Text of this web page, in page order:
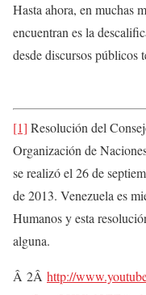
Hasta ahora, en muchas
encuentran es la
desde discursos públicos
[1] Resolución del
Organización de
se realizó el 26 de
de 2013. Venezuela es
Humanos y esta
alguna.
Â 2Â http://